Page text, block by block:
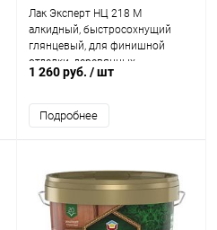
Лак Эксперт НЦ 218 М
алкидный, быстросохнущий
глянцевый, для финишной
отделки, деревянных
поверхностей
1 260 руб. / шт
Подробнее